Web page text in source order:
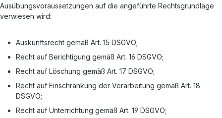
Ausübungsvoraussetzungen auf die angeführte Rechtsgrundlage
verwiesen wird:
Auskunftsrecht gemäß Art. 15 DSGVO;
Recht auf Berichtigung gemäß Art. 16 DSGVO;
Recht auf Löschung gemäß Art. 17 DSGVO;
Recht auf Einschränkung der Verarbeitung gemäß Art. 18
DSGVO;
Recht auf Unterrichtung gemäß Art. 19 DSGVO;